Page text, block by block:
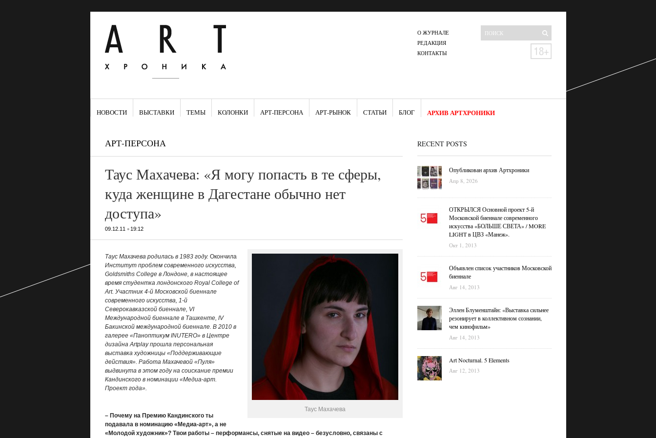
О ЖУРНАЛЕ
РЕДАКЦИЯ
КОНТАКТЫ
НОВОСТИ ВЫСТАВКИ ТЕМЫ КОЛОНКИ АРТ-ПЕРСОНА АРТ-РЫНОК СТАТЬИ БЛОГ АРХИВ АРТХРОНИКИ
АРТ-ПЕРСОНА
Таус Махачева: «Я могу попасть в те сферы,
куда женщине в Дагестане обычно нет
доступа»
09.12.11• 19:12
Таус Махачева
Таус Махачева родилась в 1983 году. Окончила
Институт проблем современного искусства,
Goldsmiths College в Лондоне, в настоящее
время студентка лондонского Royal College of
Art. Участник 4-й Московской биеннале
современного искусства, 1-й
Северокавказской биеннале, VI
Международной биеннале в Ташкенте, IV
Бакинской международной биеннале. В 2010 в
галерее «Паноптикум INUTERO» в Центре
дизайнаArtplayпрошла персональная
выставка художницы «Поддерживающие
действия». Работа Махачевой «Пуля»
выдвинута в этом году на соискание премии
Кандинского в номинации «Медиа-арт.
Проект года».
– Почему на Премию Кандинского ты
подавала в номинацию «Медиа-арт», а не
«Молодой художник»? Твои работы – перформансы, снятые на видео – безусловно, связаны с
RECENT POSTS
Опубликован архив Артхроники
Апр 8, 2026
ОТКРЫЛСЯ Основной проект 5-й
Московской биеннале современного
искусства «БОЛЬШЕ СВЕТА» / MORE
LIGHT в ЦВЗ «Манеж».
Окт 1, 2013
Объявлен список участников Московской
биеннале
Авг 14, 2013
Эллен Блуменштайн: «Выставка сильнее
резонирует в коллективном сознании,
чем кинофильм»
Авг 14, 2013
Art Nocturnal. 5 Elements
Авг 12, 2013